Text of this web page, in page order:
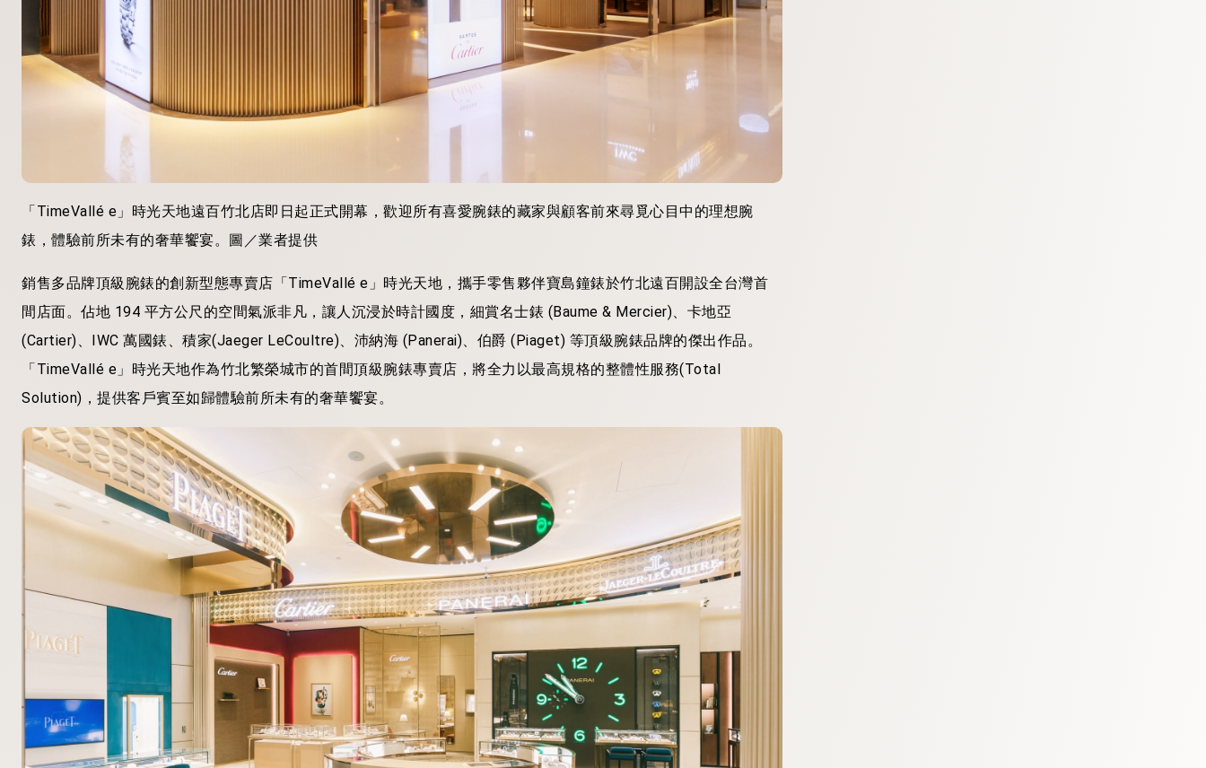
「TimeVallé e」時光天地遠百竹北店即日起正式開幕，歡迎所有喜愛腕錶的藏家與顧客前來尋覓心目中的理想腕
錶，體驗前所未有的奢華饗宴。圖／業者提供
銷售多品牌頂級腕錶的創新型態專賣店「TimeVallé e」時光天地，攜手零售夥伴寶島鐘錶於竹北遠百開設全台灣首
間店面。佔地 194 平方公尺的空間氣派非凡，讓人沉浸於時計國度，細賞名士錶 (Baume & Mercier)、卡地亞
(Cartier)、IWC 萬國錶、積家(Jaeger LeCoultre)、沛納海 (Panerai)、伯爵 (Piaget) 等頂級腕錶品牌的傑出作品。
「TimeVallé e」時光天地作為竹北繁榮城市的首間頂級腕錶專賣店，將全力以最高規格的整體性服務(Total
Solution)，提供客戶賓至如歸體驗前所未有的奢華饗宴。